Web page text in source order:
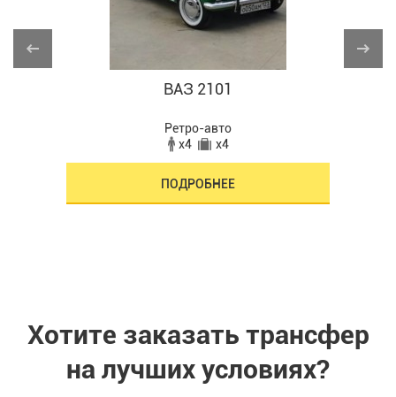
ВАЗ 2101
Ретро-авто
x4
x4
ПОДРОБНЕЕ
Хотите заказать трансфер
на лучших условиях?